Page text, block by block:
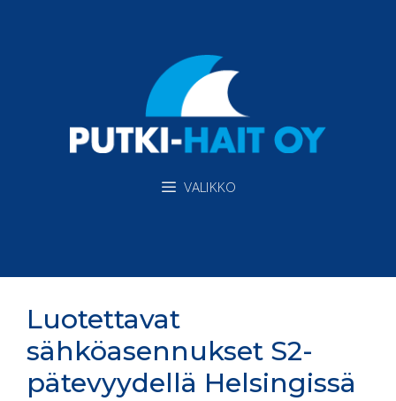
VALIKKO
Luotettavat
sähköasennukset S2-
pätevyydellä Helsingissä